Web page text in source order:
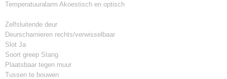
Temperatuuralarm Akoestisch en optisch
Zelfsluitende deur
Deurscharnieren rechts/verwisselbaar
Slot Ja
Soort greep Stang
Plaatsbaar tegen muur
Tussen te bouwen